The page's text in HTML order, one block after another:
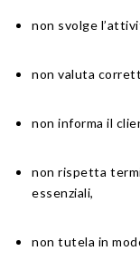
non svolge
non valuta
non informa il
non rispetta
essenziali,
non tutela in